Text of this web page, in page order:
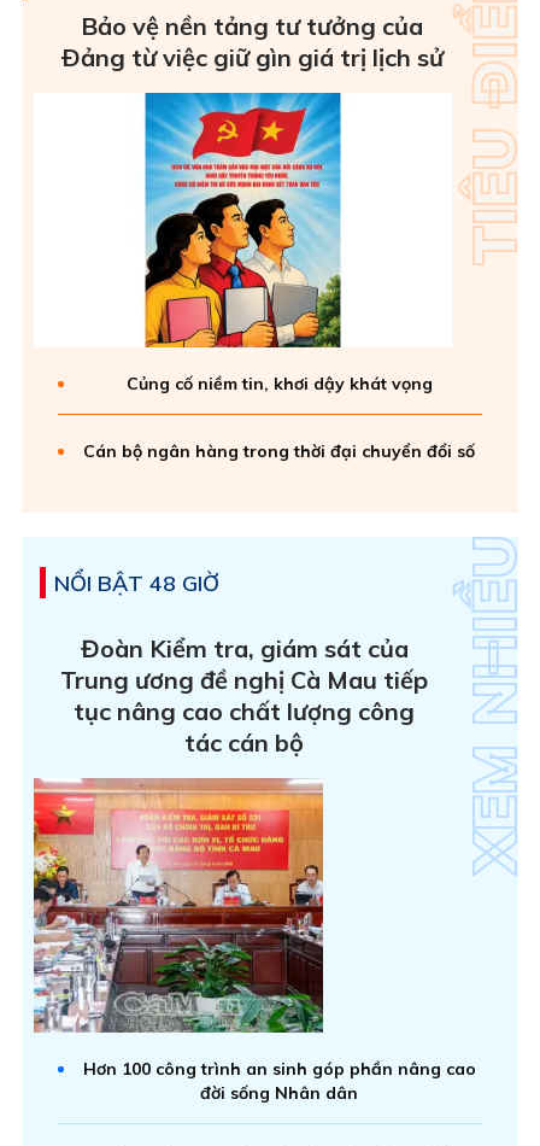
Bảo vệ nền tảng tư tưởng của
Ðảng từ việc giữ gìn giá trị lịch sử
Củng cố niềm tin, khơi dậy khát vọng
Cán bộ ngân hàng trong thời đại chuyển đổi số
NỔI BẬT 48 GIỜ
Đoàn Kiểm tra, giám sát của
Trung ương đề nghị Cà Mau tiếp
tục nâng cao chất lượng công
tác cán bộ
Hơn 100 công trình an sinh góp phần nâng cao
đời sống Nhân dân